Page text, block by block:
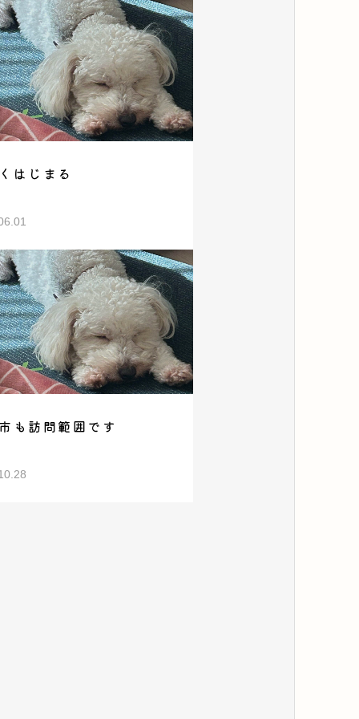
はじまる
も訪問範囲です